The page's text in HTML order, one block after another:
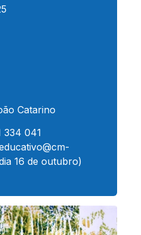
Catarino
334 041
16 de outubro)